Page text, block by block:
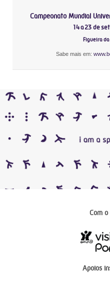
Campeonato Mundial
14 a 23 de
Figueira
Sabe mais em:
Com o
Apoios